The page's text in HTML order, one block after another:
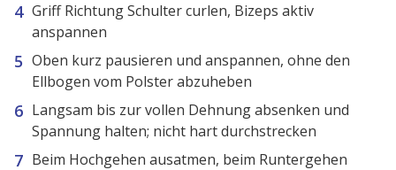
Griff Richtung Schulter curlen, Bizeps aktiv
anspannen
Oben kurz pausieren und anspannen, ohne den
Ellbogen vom Polster abzuheben
Langsam bis zur vollen Dehnung absenken und
Spannung halten; nicht hart durchstrecken
Beim Hochgehen ausatmen, beim Runtergehen